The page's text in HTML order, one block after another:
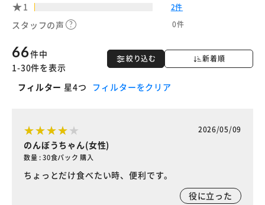
1 2件
スタッフの声 0件
絞り込む 新着順
66件中
1-30件を表示
フィルター 星4つ フィルターをクリア
2026/05/09
のんぼうちゃん(女性)
数量 : 30食パック 購入
ちょっとだけ食べたい時、便利です。
役に立った